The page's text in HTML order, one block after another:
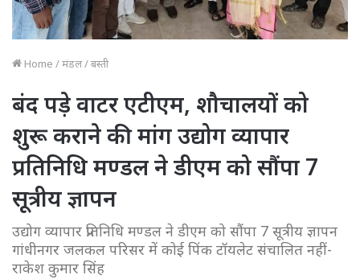
Home /मंडल/बस्ती
बंद पड़े वाटर एटीएम, शौचालयों को
शुरू कराने की मांग उद्योग व्यापार
प्रतिनिधि मण्डल ने डीएम को सौंपा 7
सूत्रीय ज्ञापन
उद्योग व्यापार प्रतिनिधि मण्डल ने डीएम को सौंपा 7 सूत्रीय ज्ञापन
गांधीनगर जलकल परिसर में कोई पिंक टॉयलेट संचालित नहीं-
राकेश कुमार सिंह